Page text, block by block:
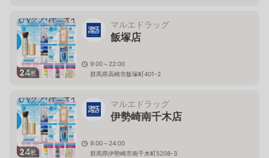
24枚
マルエドラッグ
飯塚店
9:00～22:00
群馬県高崎市飯塚町401-2
24枚
マルエドラッグ
伊勢崎南千木店
9:00～24:00
群馬県伊勢崎市南千木町5208-3